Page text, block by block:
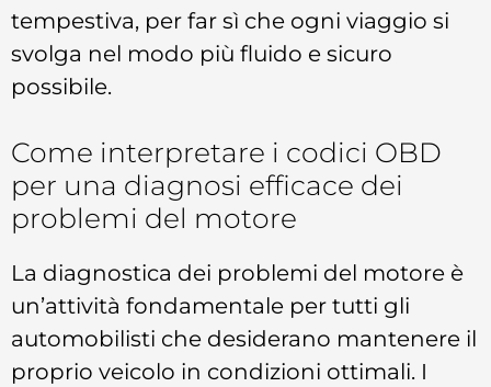
tempestiva, per far sì che ogni viaggio si
svolga nel modo più fluido e sicuro
possibile.
Come interpretare i codici OBD
per una diagnosi efficace dei
problemi del motore
La diagnostica dei problemi del motore è
un’attività fondamentale per tutti gli
automobilisti che desiderano mantenere il
proprio veicolo in condizioni ottimali. I